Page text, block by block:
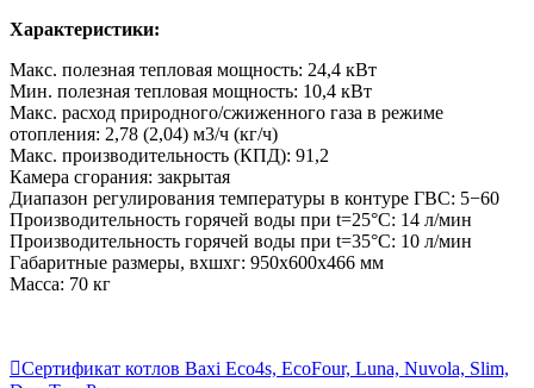
Характеристики:
Макс. полезная тепловая мощность: 24,4 кВт
Мин. полезная тепловая мощность: 10,4 кВт
Макс. расход природного/сжиженного газа в режиме
отопления: 2,78 (2,04) м3/ч (кг/ч)
Макс. производительность (КПД): 91,2
Камера сгорания: закрытая
Диапазон регулирования температуры в контуре ГВС: 5−60
Производительность горячей воды при t=25°C: 14 л/мин
Производительность горячей воды при t=35°C: 10 л/мин
Габаритные размеры, вхшхг: 950х600х466 мм
Масса: 70 кг
Сертификат котлов Baxi Eco4s, EcoFour, Luna, Nuvola, Slim,